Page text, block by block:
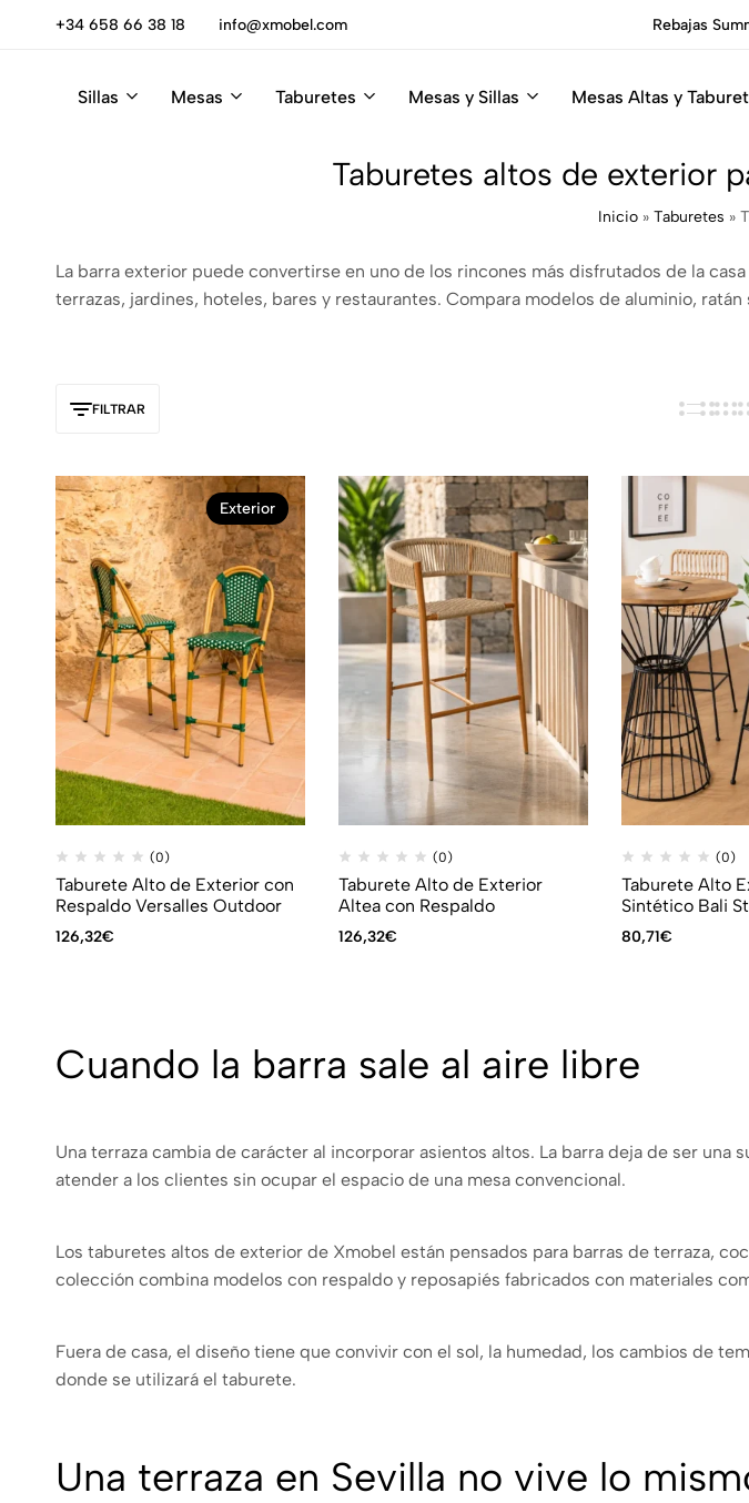
+34 658 66 38 18 info@xmobel.com Rebajas
Sillas Mesas Taburetes Mesas y Sillas Mesas Altas y
Taburetes altos de exterior
Inicio» Taburetes »
La barra exterior puede convertirse en uno de los rincones más disfrutados de la
terrazas, jardines, hoteles, bares y restaurantes. Compara modelos de aluminio,
FILTRAR
Exterior
(0)
Taburete Alto de Exterior con
Respaldo Versalles Outdoor
126,32€
(0)
Taburete Alto de Exterior
Altea con Respaldo
126,32€
(0)
Taburete Alto
Sintético Bali
80,71€
Cuando la barra sale al aire libre
Una terraza cambia de carácter al incorporar asientos altos. La barra deja de ser
atender a los clientes sin ocupar el espacio de una mesa convencional.
Los taburetes altos de exterior de Xmobel están pensados para barras de terraza,
colección combina modelos con respaldo y reposapiés fabricados con materiales
Fuera de casa, el diseño tiene que convivir con el sol, la humedad, los cambios de
donde se utilizará el taburete.
Una terraza en Sevilla no vive lo